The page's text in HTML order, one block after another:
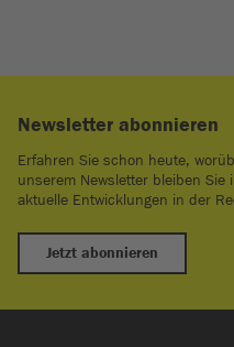
Newsletter abonnieren
Erfahren Sie schon heute,
unserem Newsletter bleiben
aktuelle Entwicklungen in der
Jetzt abonnieren